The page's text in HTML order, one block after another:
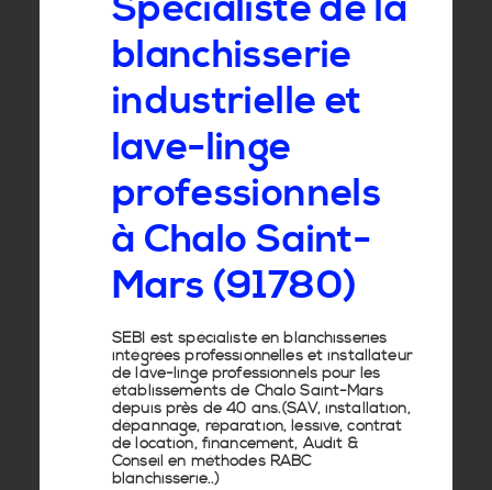
blanchisserie
industrielle et
lave-linge
professionnels
à Chalo Saint-
Mars (91780)
SEBI est spécialiste en blanchisseries
intégrées professionnellesetinstallateur
de lave-lingeprofessionnels pour les
établissements de Chalo Saint-Mars
depuis près de 40 ans.(SAV, installation,
dépannage, réparation, lessive, contrat
de location, financement, Audit &
Conseil en méthodes RABC
blanchisserie..)